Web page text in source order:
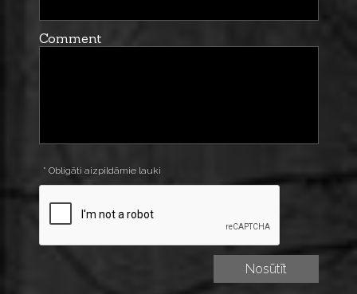
Comment
* Obligāti aizpildāmie lauki